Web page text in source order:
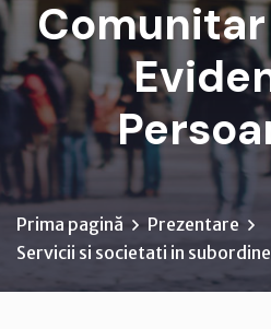
Prima pagină
Prezentare
Servicii si societati in